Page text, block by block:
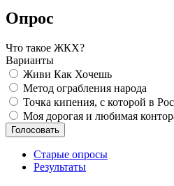
Опрос
Что такое ЖКХ?
Варианты
Живи Как Хочешь
Метод ограбления народа
Точка кипения, с которой в
Моя дорогая и любимая
Старые опросы
Результаты